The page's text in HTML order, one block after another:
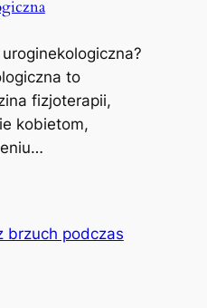
to
fizjoterapii,
kobietom,